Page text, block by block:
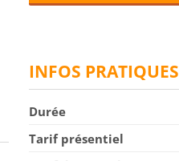
INFOS PRATIQUES
Durée
Tarif présentiel